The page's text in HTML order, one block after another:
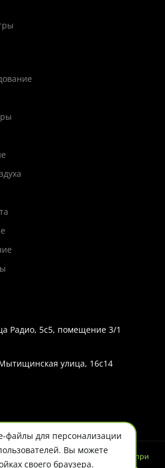
Радио, 5с5, помещение 3/1
улица, 16с14
информационный характер и ни при
не является публичной офертой.
файлы для персонализации
Вы можете
своего браузера.